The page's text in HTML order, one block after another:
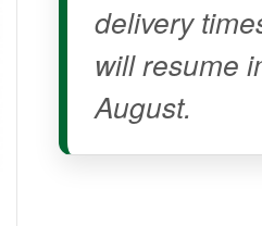
delivery
will resume
August.